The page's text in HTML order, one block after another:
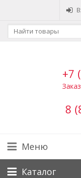
+7
8
Меню
Каталог